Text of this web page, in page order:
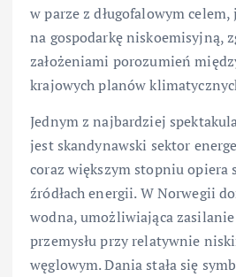
w parze z długofalowym
na gospodarkę niskoemisyjną,
założeniami porozumień
krajowych planów
Jednym z najbardziej
jest skandynawski sektor
coraz większym stopniu opiera
źródłach energii. W Norwegii
wodna, umożliwiająca zasilanie
przemysłu przy relatywnie
węglowym. Dania stała się